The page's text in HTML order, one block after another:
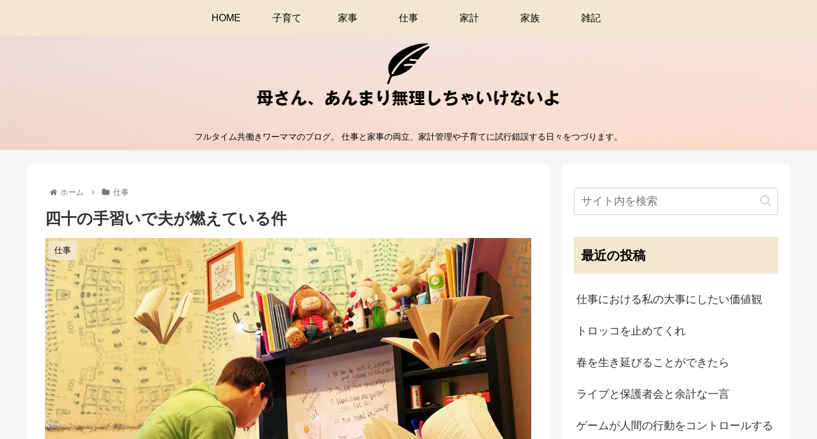
フルタイム共働きワーママのブログ。 仕事と家事の両立、家計管理や子育てに試行錯誤する日々をつづります。
HOME 子育て 家事 仕事 家計 家族 雑記
ホーム 仕事
四十の手習いで夫が燃えている件
仕事 最近の投稿
仕事における私の大事にしたい価値観
トロッコを止めてくれ
春を生き延びることができたら
ライブと保護者会と余計な一言
ゲームが人間の行動をコントロールする